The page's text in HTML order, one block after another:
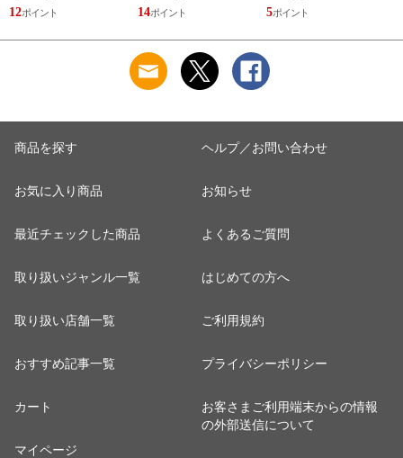
12 14 5
商品を探す
お気に入り商品
最近チェックした商品
取り扱いジャンル一覧
取り扱い店舗一覧
おすすめ記事一覧
カート
マイページ
ヘルプ／お問い合わせ
お知らせ
よくあるご質問
はじめての方へ
ご利用規約
プライバシーポリシー
お客さまご利用端末からの情報
の外部送信について